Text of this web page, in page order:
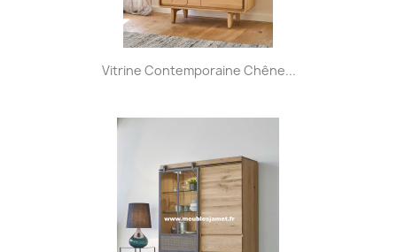
Vitrine Contemporaine Chêne...